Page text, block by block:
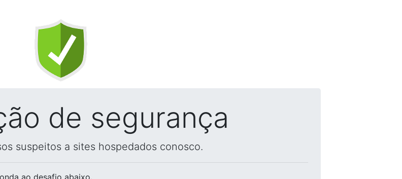
de segurança
suspeitos a sites hospedados conosco.
ao desafio abaixo.